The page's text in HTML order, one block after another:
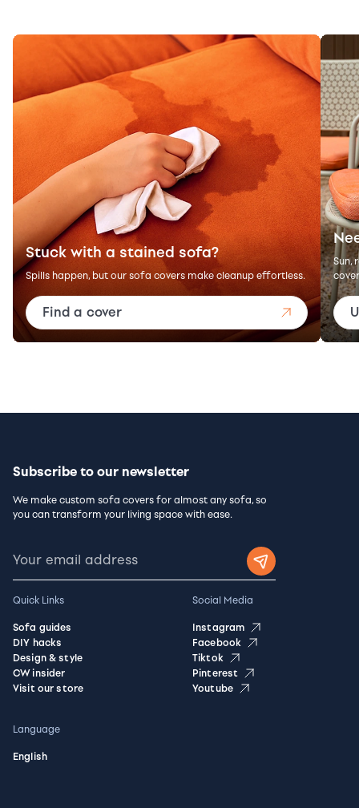
Stuck with a stained sofa?
Spills happen, but our sofa covers make cleanup effortless.
Find a cover
Sun,
Subscribe to our newsletter
We make custom sofa covers for almost any sofa, so
you can transform your living space with ease.
Quick Links
Sofa guides
DIY hacks
Design & style
CW insider
Visit our store
Social Media
Instagram
Facebook
Tiktok
Pinterest
Youtube
Language
English